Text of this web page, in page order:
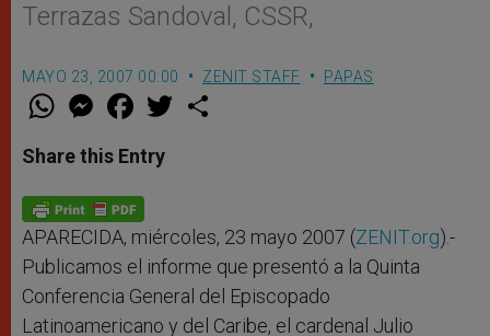
Terrazas Sandoval, CSSR,
MAYO 23, 2007 00:00 ZENIT STAFF PAPAS
W
t
s
p
p
M
e
s
e
g
e
r
F
a
e
b
o
k
w
Share this Entry
APARECIDA, miércoles, 23 mayo 2007 (ZENIT.org).-
Publicamos el informe que presentó a la Quinta
Conferencia General del Episcopado
Latinoamericano y del Caribe, el cardenal Julio